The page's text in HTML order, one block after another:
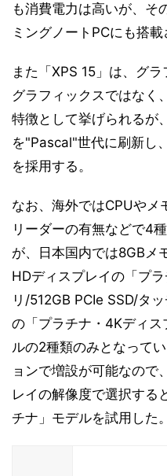
も消費電力は高いが、そ
ミングノートPCにも搭載
また「XPS 15」は、グ
グラフィックスではなく
特徴として挙げられるが
を"Pascal"世代に刷新し
を採用する。
なお、海外ではCPUやメ
リーダーの有無などで4
が、日本国内では8GBメ
HDディスプレイの「プ
リ/512GB PCIe SSD/タ
の「プラチナ・4Kディ
ルの2種類のみとなって
ョンで増設が可能なので
レイの解像度で選択する
チナ」モデルを試用した。